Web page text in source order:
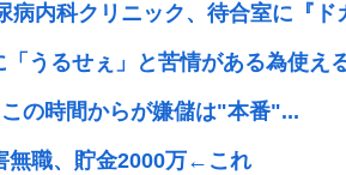
病内科クリニック、待合室に『
「うるせぇ」と苦情がある為使え
この時間からが嫌儲は"本番"...
無職、貯金2000万←これ